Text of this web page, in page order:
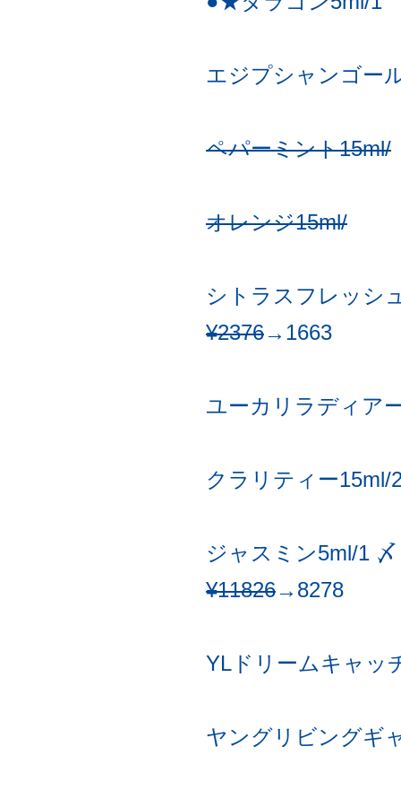
エジプシャンゴー
ペパーミント15ml/
オレンジ15ml/
シトラスフレッシ
¥2376→1663
ユーカリラディア
クラリティー15ml/
ジャスミン5ml/1
¥11826→8278
YLドリームキャッ
ヤングリビングギ